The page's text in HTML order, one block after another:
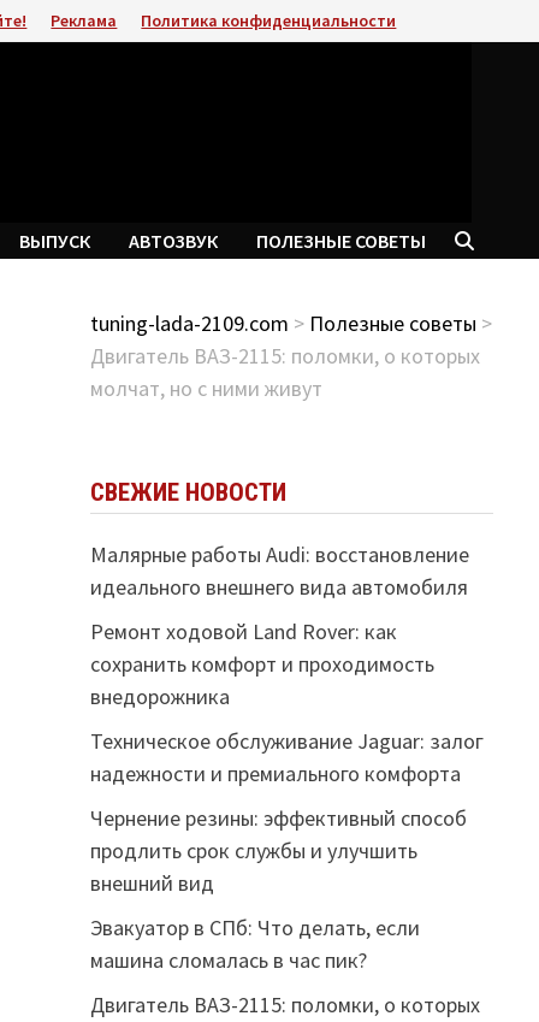
Реклама Политика конфиденциальности
ВЫПУСК АВТОЗВУК ПОЛЕЗНЫЕ СОВЕТЫ
tuning-lada-2109.com > Полезные советы >
Двигатель ВАЗ-2115: поломки, о которых
молчат, но с ними живут
СВЕЖИЕ НОВОСТИ
Малярные работы Audi: восстановление
идеального внешнего вида автомобиля
Ремонт ходовой Land Rover: как
сохранить комфорт и проходимость
внедорожника
Техническое обслуживание Jaguar: залог
надежности и премиального комфорта
Чернение резины: эффективный способ
продлить срок службы и улучшить
внешний вид
Эвакуатор в СПб: Что делать, если
машина сломалась в час пик?
Двигатель ВАЗ-2115: поломки, о которых